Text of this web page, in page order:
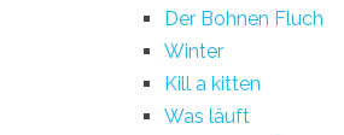
Der Bohnen Fluch
Winter
Kill a kitten
Was läuft